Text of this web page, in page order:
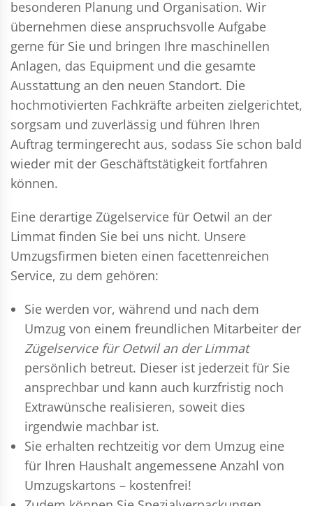
besonderen Planung und Organisation. Wir
übernehmen diese anspruchsvolle Aufgabe
gerne für Sie und bringen Ihre maschinellen
Anlagen, das Equipment und die gesamte
Ausstattung an den neuen Standort. Die
hochmotivierten Fachkräfte arbeiten zielgerichtet,
sorgsam und zuverlässig und führen Ihren
Auftrag termingerecht aus, sodass Sie schon bald
wieder mit der Geschäftstätigkeit fortfahren
können.
Eine derartige Zügelservice für Oetwil an der
Limmat finden Sie bei uns nicht. Unsere
Umzugsfirmen bieten einen facettenreichen
Service, zu dem gehören:
Sie werden vor, während und nach dem
Umzug von einem freundlichen Mitarbeiter der
Zügelservice für Oetwil an der Limmat
persönlich betreut. Dieser ist jederzeit für Sie
ansprechbar und kann auch kurzfristig noch
Extrawünsche realisieren, soweit dies
irgendwie machbar ist.
Sie erhalten rechtzeitig vor dem Umzug eine
für Ihren Haushalt angemessene Anzahl von
Umzugskartons – kostenfrei!